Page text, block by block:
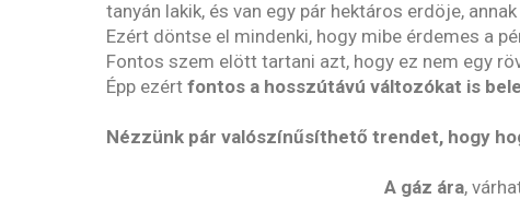
tanyán lakik, és van egy pár hektáros erdöje,
Ezért döntse el mindenki, hogy mibe érdemes a
Fontos szem elött tartani azt, hogy ez nem egy
Épp ezért fontos a hosszútávú változókat is
Nézzünk pár valószínűsíthető trendet, hogy
A gáz ára,